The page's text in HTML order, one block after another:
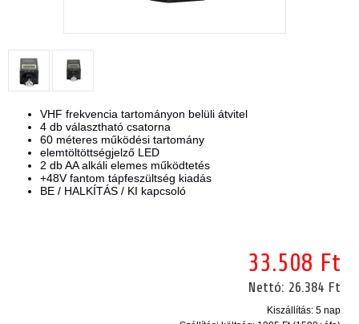
VHF frekvencia tartományon belüli átvitel
4 db választható csatorna
60 méteres működési tartomány
elemtöltöttségjelző LED
2 db AA alkáli elemes működtetés
+48V fantom tápfeszültség kiadás
BE / HALKÍTÁS / KI kapcsoló
33.508 Ft
Nettó: 26.384 Ft
Kiszállítás: 5 nap